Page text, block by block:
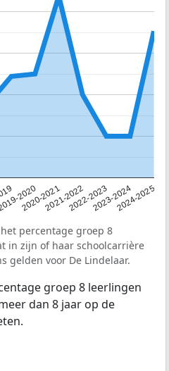
2020
2020-20212021-20222022-20232023-20242024-2025
percentage groep 8
in zijn of haar schoolcarrière
gelden voor De Lindelaar.
groep 8 leerlingen
dan 8 jaar op de